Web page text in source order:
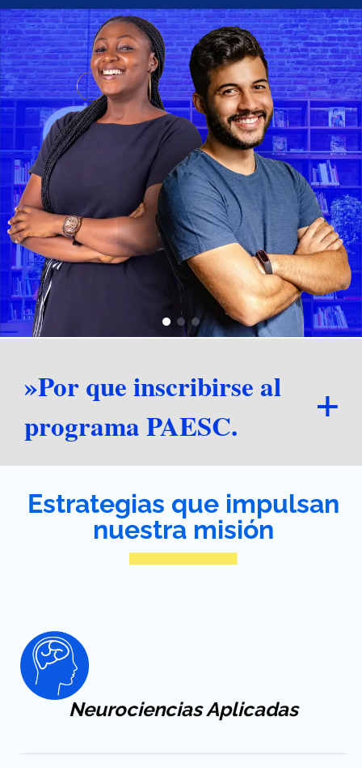
»Por que inscribirse al
programa PAESC.
Estrategias que impulsan
nuestra misión
Neurociencias Aplicadas